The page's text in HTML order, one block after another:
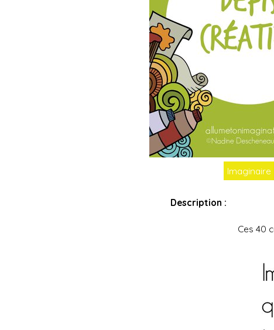
Imaginaire
Description :
Ces 40